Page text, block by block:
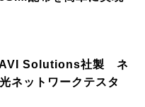
Solutions社製 ネ
ネットワークテスタ